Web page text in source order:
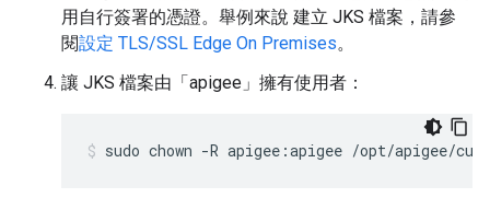
用自行簽署的憑證。舉例來說 建立 JKS 檔案，請參
閱設定 TLS/SSL Edge On Premises。
讓 JKS 檔案由「apigee」擁有使用者：
sudo chown -R apigee:apigee /opt/apigee/